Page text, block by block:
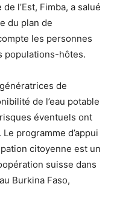
l’Est, Fimba, a salué
du plan de
les personnes
populations-hôtes.
de
de l’eau potable
éventuels ont
programme d’appui
citoyenne est un
suisse dans
Burkina Faso,